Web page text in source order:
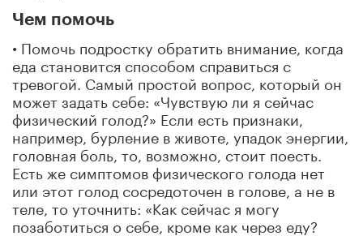
Чем помочь
• Помочь подростку обратить внимание, когда
еда становится способом справиться с
тревогой. Самый простой вопрос, который он
может задать себе: «Чувствую ли я сейчас
физический голод?» Если есть признаки,
например, бурление в животе, упадок энергии,
головная боль, то, возможно, стоит поесть.
Есть же симптомов физического голода нет
или этот голод сосредоточен в голове, а не в
теле, то уточнить: «Как сейчас я могу
позаботиться о себе, кроме как через еду?